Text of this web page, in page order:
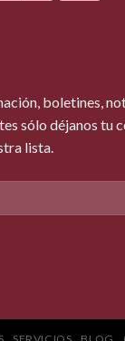
boletines,
sólo déjanos tu
lista.